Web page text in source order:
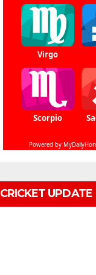
CRICKET UPDATE